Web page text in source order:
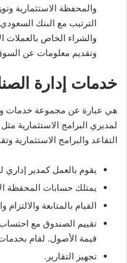
والمحفظة الاستثمارية
الترتيب مع البنك
والشراء الخاص بالعملات
وتقديم معلومات عن
خدمات إدارة
لمديري البرامج الاستثمارية
التقاعد والبرامج الاستثمارية
يقوم بالعمل كمدير إداري
يمتلك حسابات المحفظة
القيام بالمتابعة والالتزام
تقييم الصندوق مع
قيمة الأصول. لقام
تجهيز التقارير.